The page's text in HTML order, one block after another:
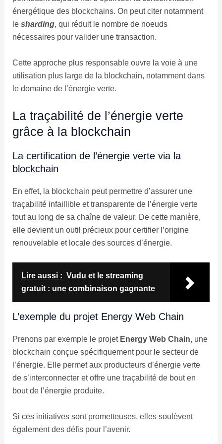
énergétique des blockchains. On peut citer notamment
le sharding, qui réduit le nombre de noeuds
nécessaires pour valider une transaction.
Cette approche plus responsable ouvre la voie à une
utilisation plus large de la blockchain, notamment dans
le domaine de l’énergie verte.
La traçabilité de l’énergie verte
grâce à la blockchain
La certification de l’énergie verte via la
blockchain
En effet, la blockchain peut permettre d’assurer une
traçabilité infaillible et transparente de l’énergie verte
tout au long de sa chaîne de valeur. De cette manière,
elle devient un outil précieux pour certifier l’origine
renouvelable et locale des sources d’énergie.
Lire aussi : Vudu et le streaming
gratuit : une combinaison gagnante
L’exemple du projet Energy Web Chain
Prenons par exemple le projet Energy Web Chain, une
blockchain conçue spécifiquement pour le secteur de
l’énergie. Elle permet aux producteurs d’énergie verte
de s’interconnecter et offre une traçabilité de bout en
bout de l’énergie produite.
Si ces initiatives sont prometteuses, elles soulèvent
également des défis pour l’avenir.